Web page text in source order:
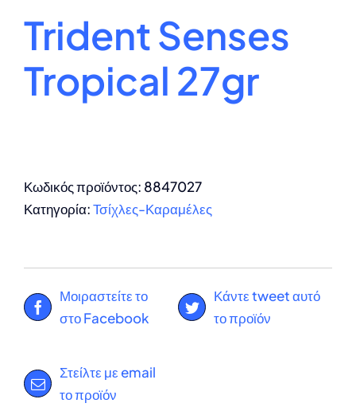
Trident Senses
Tropical 27gr
Κωδικός προϊόντος: 8847027
Κατηγορία:Τσίχλες-Καραμέλες
Μοιραστείτε το
στο Facebook
Κάντε tweet αυτό
το προϊόν
Στείλτε με email
το προϊόν